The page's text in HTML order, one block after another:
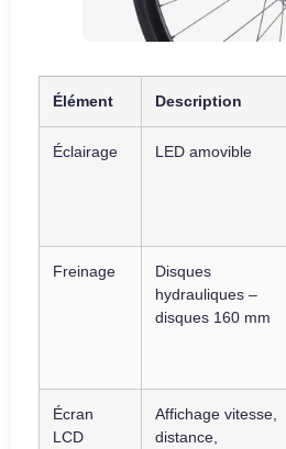
Élément Description
Éclairage LED amovible
Freinage
Disques
hydrauliques –
disques 160 mm
Écran
LCD
Affichage vitesse,
distance,